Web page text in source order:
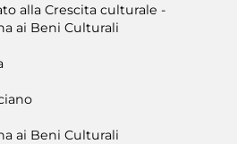
alla Crescita culturale -
ai Beni Culturali
ai Beni Culturali